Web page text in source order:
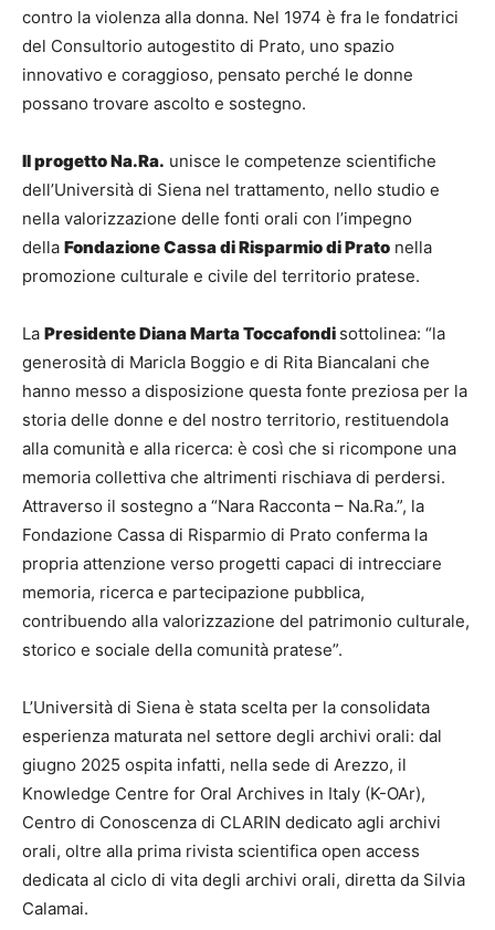
contro la violenza alla donna. Nel 1974 è fra le fondatrici
del Consultorio autogestito di Prato, uno spazio
innovativo e coraggioso, pensato perché le donne
possano trovare ascolto e sostegno.
Il progetto Na.Ra. unisce le competenze scientifiche
dell’Università di Siena nel trattamento, nello studio e
nella valorizzazione delle fonti orali con l’impegno
della Fondazione Cassa di Risparmio di Prato nella
promozione culturale e civile del territorio pratese.
La Presidente Diana Marta Toccafondi sottolinea: “la
generosità di Maricla Boggio e di Rita Biancalani che
hanno messo a disposizione questa fonte preziosa per la
storia delle donne e del nostro territorio, restituendola
alla comunità e alla ricerca: è così che si ricompone una
memoria collettiva che altrimenti rischiava di perdersi.
Attraverso il sostegno a “Nara Racconta – Na.Ra.”, la
Fondazione Cassa di Risparmio di Prato conferma la
propria attenzione verso progetti capaci di intrecciare
memoria, ricerca e partecipazione pubblica,
contribuendo alla valorizzazione del patrimonio culturale,
storico e sociale della comunità pratese”.
L’Università di Siena è stata scelta per la consolidata
esperienza maturata nel settore degli archivi orali: dal
giugno 2025 ospita infatti, nella sede di Arezzo, il
Knowledge Centre for Oral Archives in Italy (K-OAr),
Centro di Conoscenza di CLARIN dedicato agli archivi
orali, oltre alla prima rivista scientifica open access
dedicata al ciclo di vita degli archivi orali, diretta da Silvia
Calamai.